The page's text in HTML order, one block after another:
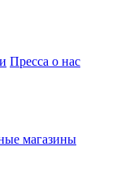
Пресса о нас
магазины